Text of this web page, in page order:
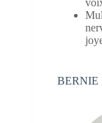
BERNIE